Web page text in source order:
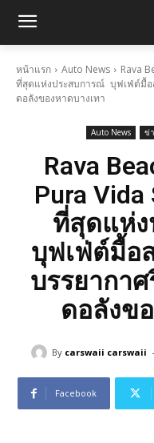
หน้าแรก Auto News
Rava
ที่สุดแห่งประสบการณ์ บุฟเฟ่ต์มื้อ
ดอลังของหาดบางเทา
Auto News ข่
Rava
Pura Vida
ที่สุดแห่
บุฟเฟ่ต์มื้อ
บรรยากา
ดอลังข
By carswaii carswaii
Facebook